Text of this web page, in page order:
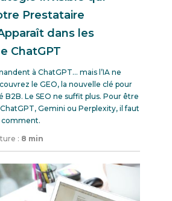
Prestataire
dans les
ChatGPT
à ChatGPT… mais l’IA ne
le GEO, la nouvelle clé pour
B2B. Le SEO ne suffit plus. Pour être
Gemini ou Perplexity, il faut
comment.
: 8 min